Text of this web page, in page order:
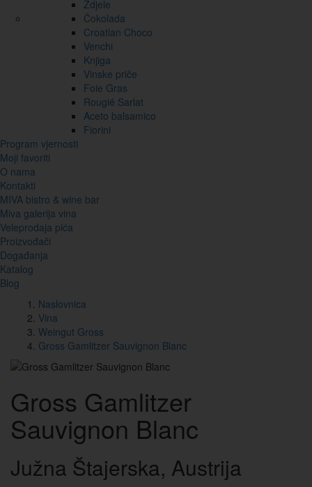
Zdjele
Čokolada
Croatian Choco
Venchi
Knjiga
Vinske priče
Foie Gras
Rougié Sarlat
Aceto balsamico
Fiorini
Program vjernosti
Moji favoriti
O nama
Kontakti
MIVA bistro & wine bar
Miva galerija vina
Veleprodaja pića
Proizvođači
Događanja
Katalog
Blog
Naslovnica
Vina
Weingut Gross
Gross Gamlitzer Sauvignon Blanc
Gross Gamlitzer
Sauvignon Blanc
Južna Štajerska, Austrija